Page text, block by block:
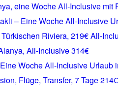
eine Woche All-Inclusive mit
– Eine Woche All-Inclusive
Riviera, 219€ All-
All-Inclusive 314€
Woche All-Inclusive Urlaub
Flüge, Transfer, 7 Tage 214€